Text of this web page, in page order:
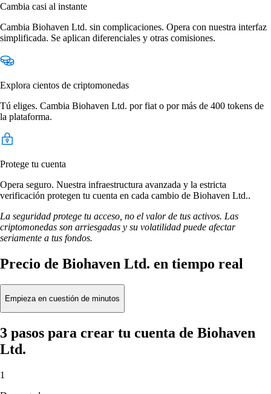
Cambia casi al instante
Cambia Biohaven Ltd. sin complicaciones. Opera con nuestra interfaz
simplificada. Se aplican diferenciales y otras comisiones.
Explora cientos de criptomonedas
Tú eliges. Cambia Biohaven Ltd. por fiat o por más de 400 tokens de
la plataforma.
Protege tu cuenta
Opera seguro. Nuestra infraestructura avanzada y la estricta
verificación protegen tu cuenta en cada cambio de Biohaven Ltd..
La seguridad protege tu acceso, no el valor de tus activos. Las
criptomonedas son arriesgadas y su volatilidad puede afectar
seriamente a tus fondos.
Precio de Biohaven Ltd. en tiempo real
Empieza en cuestión de minutos
3 pasos para crear tu cuenta de Biohaven
Ltd.
1